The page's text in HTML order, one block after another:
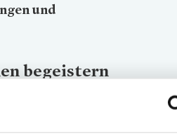
und
begeistern